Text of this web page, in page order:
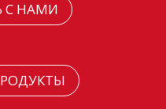
С НАМИ